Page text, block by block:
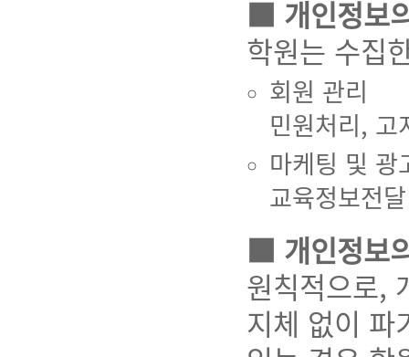
■ 개인정보
학원는 수집
회원 관리
민원처리, 고
마케팅 및 광
교육정보전달
■ 개인정보
원칙적으로,
지체 없이 파